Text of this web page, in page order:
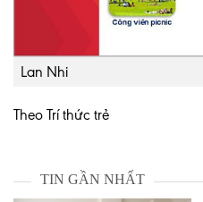
Lan Nhi
Theo Trí thức trẻ
TIN GẦN NHẤT